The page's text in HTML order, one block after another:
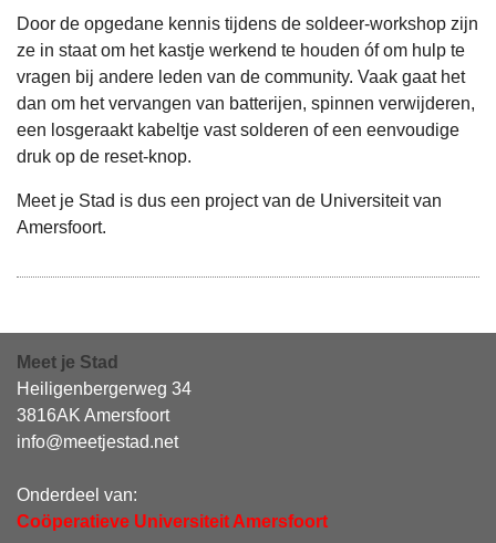
Door de opgedane kennis tijdens de soldeer-workshop zijn
ze in staat om het kastje werkend te houden óf om hulp te
vragen bij andere leden van de community. Vaak gaat het
dan om het vervangen van batterijen, spinnen verwijderen,
een losgeraakt kabeltje vast solderen of een eenvoudige
druk op de reset-knop.
Meet je Stad is dus een project van de Universiteit van
Amersfoort.
Meet je Stad
Heiligenbergerweg 34
3816AK Amersfoort
info@meetjestad.net
Onderdeel van:
Coöperatieve Universiteit Amersfoort